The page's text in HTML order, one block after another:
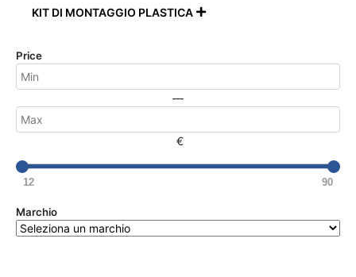
KIT DI MONTAGGIO PLASTICA 
Price
—
€
12 90
Marchio